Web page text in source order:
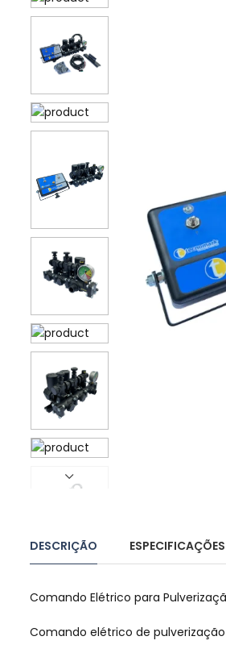
DESCRIÇÃO
Comando Elétrico para
Comando elétrico de